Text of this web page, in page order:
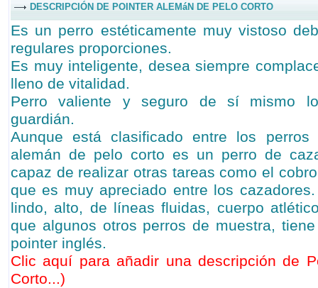
DESCRIPCIÓN DE POINTER ALEMáN DE PELO CORTO
Es un perro estéticamente muy vistoso
regulares proporciones.
Es muy inteligente, desea siempre
lleno de vitalidad.
Perro valiente y seguro de sí mismo
guardián.
Aunque está clasificado entre los
alemán de pelo corto es un perro de
capaz de realizar otras tareas como el
que es muy apreciado entre los
lindo, alto, de líneas fluidas, cuerpo
que algunos otros perros de muestra,
pointer inglés.
Clic aquí para añadir una descripción de
Corto...)